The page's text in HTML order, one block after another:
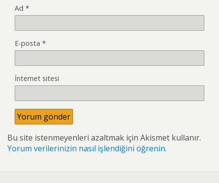
Ad *
E-posta *
İnternet sitesi
Bu site istenmeyenleri azaltmak için Akismet kullanır.
Yorum verilerinizin nasıl işlendiğini öğrenin.